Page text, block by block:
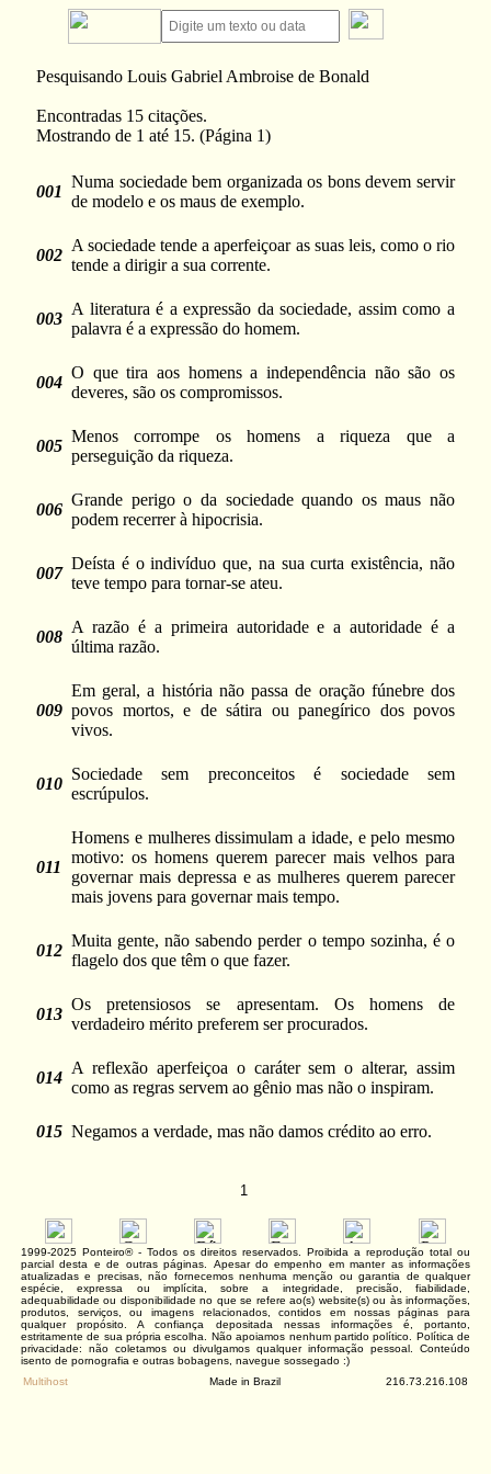
Pesquisando Louis Gabriel Ambroise de Bonald
Encontradas 15 citações.
Mostrando de 1 até 15. (Página 1)
001
Numa sociedade bem organizada os bons devem servir
de modelo e os maus de exemplo.
002
A sociedade tende a aperfeiçoar as suas leis, como o rio
tende a dirigir a sua corrente.
003
A literatura é a expressão da sociedade, assim como a
palavra é a expressão do homem.
004
O que tira aos homens a independência não são os
deveres, são os compromissos.
005
Menos corrompe os homens a riqueza que a
perseguição da riqueza.
006
Grande perigo o da sociedade quando os maus não
podem recerrer à hipocrisia.
007
Deísta é o indivíduo que, na sua curta existência, não
teve tempo para tornar-se ateu.
008
A razão é a primeira autoridade e a autoridade é a
última razão.
009
Em geral, a história não passa de oração fúnebre dos
povos mortos, e de sátira ou panegírico dos povos
vivos.
010
Sociedade sem preconceitos é sociedade sem
escrúpulos.
011
Homens e mulheres dissimulam a idade, e pelo mesmo
motivo: os homens querem parecer mais velhos para
governar mais depressa e as mulheres querem parecer
mais jovens para governar mais tempo.
012
Muita gente, não sabendo perder o tempo sozinha, é o
flagelo dos que têm o que fazer.
013
Os pretensiosos se apresentam. Os homens de
verdadeiro mérito preferem ser procurados.
014
A reflexão aperfeiçoa o caráter sem o alterar, assim
como as regras servem ao gênio mas não o inspiram.
015 Negamos a verdade, mas não damos crédito ao erro.
1
1999-2025 Ponteiro® - Todos os direitos reservados. Proibida a reprodução total ou
parcial desta e de outras páginas. Apesar do empenho em manter as informações
atualizadas e precisas, não fornecemos nenhuma menção ou garantia de qualquer
espécie, expressa ou implícita, sobre a integridade, precisão, fiabilidade,
adequabilidade ou disponibilidade no que se refere ao(s) website(s) ou às informações,
produtos, serviços, ou imagens relacionados, contidos em nossas páginas para
qualquer propósito. A confiança depositada nessas informações é, portanto,
estritamente de sua própria escolha. Não apoiamos nenhum partido político. Política de
privacidade: não coletamos ou divulgamos qualquer informação pessoal. Conteúdo
isento de pornografia e outras bobagens, navegue sossegado :)
Multihost
Made in Brazil 216.73.216.108